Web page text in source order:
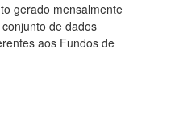
gerado mensalmente
de dados
aos Fundos de